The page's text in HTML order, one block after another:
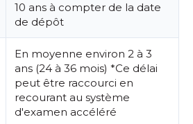
10 ans à compter de la date
de dépôt
En moyenne environ 2 à 3
ans (24 à 36 mois) *Ce délai
peut être raccourci en
recourant au système
d'examen accéléré